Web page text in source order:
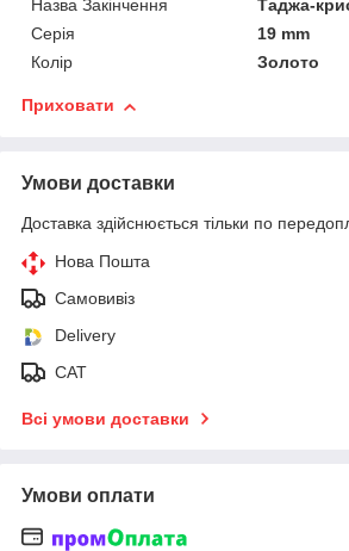
Назва Закінчення
Таджа-
Серія
19 mm
Колір
Золото
Приховати
Умови доставки
Доставка здійснюється тільки по
Нова Пошта
Самовивіз
Delivery
САТ
Всі умови доставки
Умови оплати